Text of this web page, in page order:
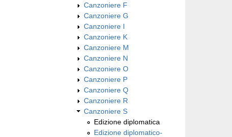
Canzoniere F
Canzoniere G
Canzoniere I
Canzoniere K
Canzoniere M
Canzoniere N
Canzoniere O
Canzoniere P
Canzoniere Q
Canzoniere R
Canzoniere S
Edizione diplomatica
Edizione diplomatico-